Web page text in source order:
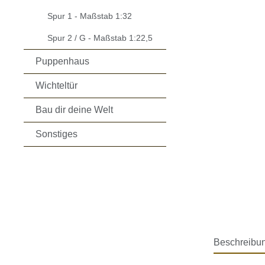
Spur 1 - Maßstab 1:32
Spur 2 / G - Maßstab 1:22,5
Puppenhaus
Wichteltür
Bau dir deine Welt
Sonstiges